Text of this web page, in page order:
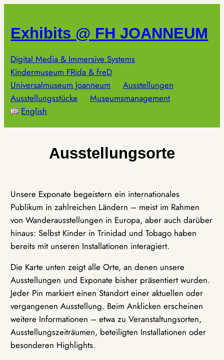
springen
Exhibits @ FH JOANNEUM
Digital Media & Immersive Systems
Kindermuseum FRida & freD
Universalmuseum Joanneum
Ausstellungen
Ausstellungsstücke
Museumsmanagement
English
Ausstellungsorte
Unsere Exponate begeistern ein internationales
Publikum in zahlreichen Ländern – meist im Rahmen
von Wanderausstellungen in Europa, aber auch darüber
hinaus: Selbst Kinder in Trinidad und Tobago haben
bereits mit unseren Installationen interagiert.
Die Karte unten zeigt alle Orte, an denen unsere
Ausstellungen und Exponate bisher präsentiert wurden.
Jeder Pin markiert einen Standort einer aktuellen oder
vergangenen Ausstellung. Beim Anklicken erscheinen
weitere Informationen – etwa zu Veranstaltungsorten,
Ausstellungszeiträumen, beteiligten Installationen oder
besonderen Highlights.